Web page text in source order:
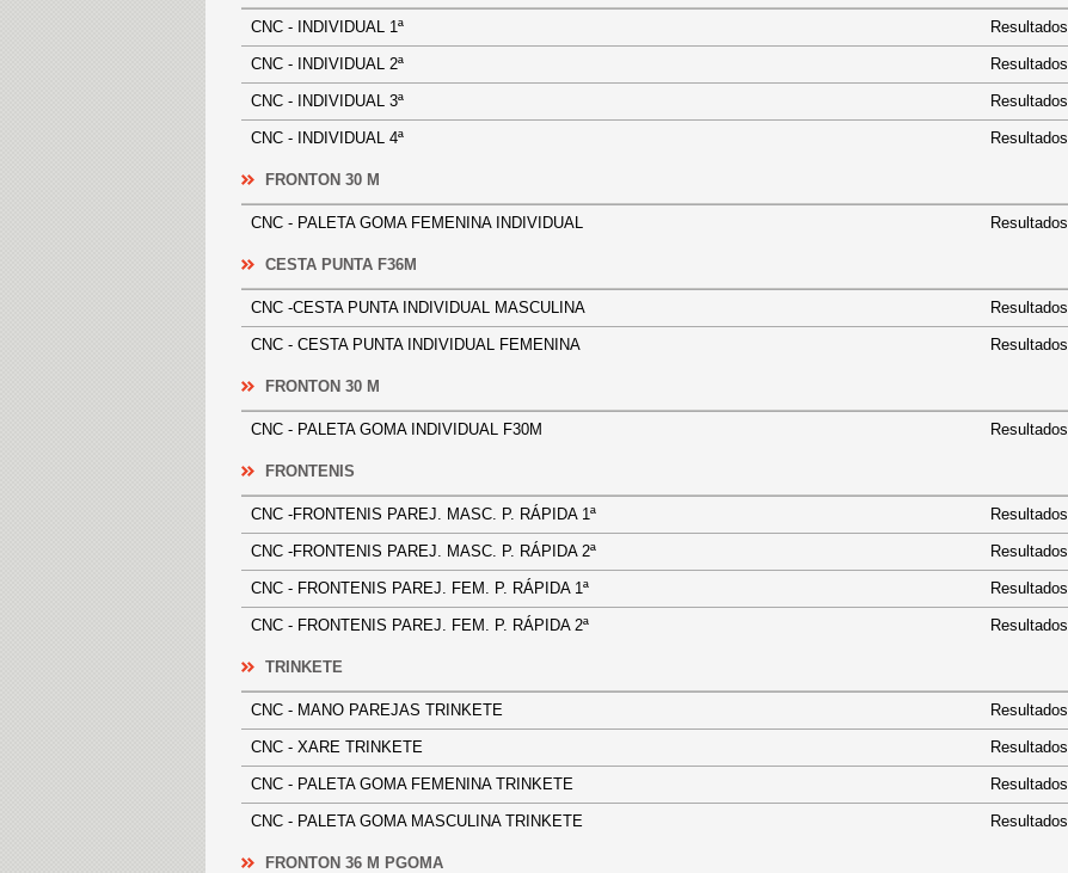
CNC - INDIVIDUAL 1ª Resultados
CNC - INDIVIDUAL 2ª Resultados
CNC - INDIVIDUAL 3ª Resultados
CNC - INDIVIDUAL 4ª Resultados
FRONTON 30 M
CNC - PALETA GOMA FEMENINA INDIVIDUAL Resultados
CESTA PUNTA F36M
CNC -CESTA PUNTA INDIVIDUAL MASCULINA Resultados
CNC - CESTA PUNTA INDIVIDUAL FEMENINA Resultados
FRONTON 30 M
CNC - PALETA GOMA INDIVIDUAL F30M Resultados
FRONTENIS
CNC -FRONTENIS PAREJ. MASC. P. RÁPIDA 1ª Resultados
CNC -FRONTENIS PAREJ. MASC. P. RÁPIDA 2ª Resultados
CNC - FRONTENIS PAREJ. FEM. P. RÁPIDA 1ª Resultados
CNC - FRONTENIS PAREJ. FEM. P. RÁPIDA 2ª Resultados
TRINKETE
CNC - MANO PAREJAS TRINKETE Resultados
CNC - XARE TRINKETE Resultados
CNC - PALETA GOMA FEMENINA TRINKETE Resultados
CNC - PALETA GOMA MASCULINA TRINKETE Resultados
FRONTON 36 M PGOMA